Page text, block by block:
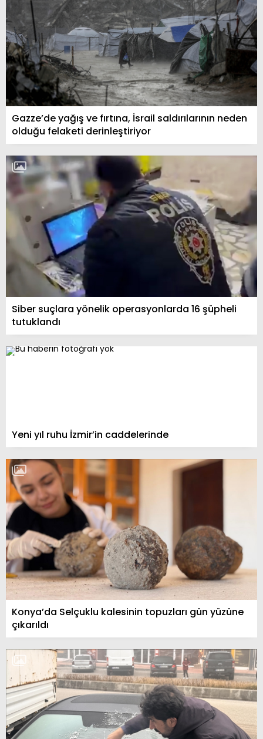
Gazze’de yağış ve fırtına, İsrail saldırılarının neden
olduğu felaketi derinleştiriyor
Siber suçlara yönelik operasyonlarda 16 şüpheli
tutuklandı
Yeni yıl ruhu İzmir’in caddelerinde
Konya’da Selçuklu kalesinin topuzları gün yüzüne
çıkarıldı